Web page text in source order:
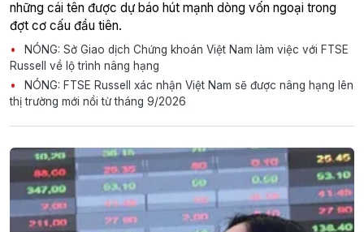
những cái tên được dự báo hút mạnh dòng vốn ngoại trong
đợt cơ cấu đầu tiên.
NÓNG: Sở Giao dịch Chứng khoán Việt Nam làm việc với FTSE
Russell về lộ trình nâng hạng
NÓNG: FTSE Russell xác nhận Việt Nam sẽ được nâng hạng lên
thị trường mới nổi từ tháng 9/2026